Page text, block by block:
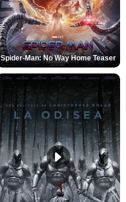
Spider-Man: No Way Home Teaser